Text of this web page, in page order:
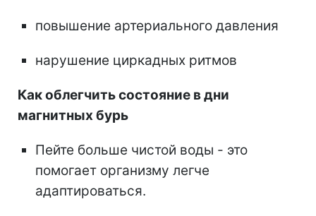
повышение артериального давления
нарушение циркадных ритмов
Как облегчить состояние в дни
магнитных бурь
Пейте больше чистой воды - это
помогает организму легче
адаптироваться.